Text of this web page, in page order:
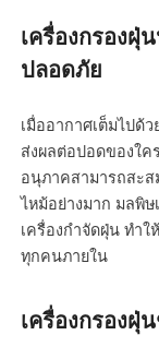
เครื่องกรองฝุ่
ปลอดภัย
เมื่ออากาศเต็มไปด้
ส่งผลต่อปอดของใค
อนุภาคสามารถสะส
ไหม้อย่างมาก มลพิ
เครื่องกำจัดฝุ่น ทำ
ทุกคนภายใน
เครื่องกรองฝุ่